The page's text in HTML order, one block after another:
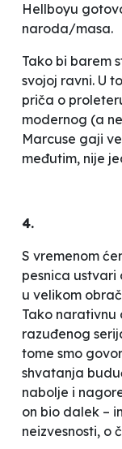
Hellboyu
naroda/masa.
Tako bi barem
svojoj ravni. U
priča o
modernog (a
Marcuse gaji
međutim, nije
4.
S vremenom
pesnica ustvari
u velikom
Tako narativnu
razuđenog
tome smo
shvatanja
nabolje i
on bio dalek –
neizvesnosti, o